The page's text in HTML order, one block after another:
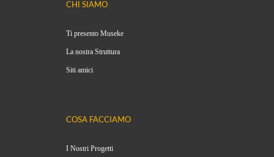
CHI SIAMO
Ti presento Museke
La nostra Struttura
Siti amici
COSA FACCIAMO
I Nostri Progetti